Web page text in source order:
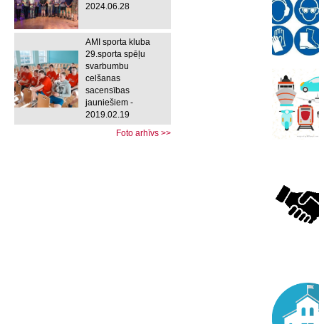
2024.06.28
AMI sporta kluba
29.sporta spēļu
svarbumbu
celšanas
sacensības
jauniešiem -
2019.02.19
Foto arhīvs >>